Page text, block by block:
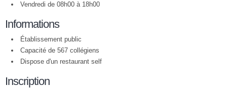
Vendredi de 08h00 à 18h00
Informations
Établissement public
Capacité de 567 collégiens
Dispose d'un restaurant self
Inscription